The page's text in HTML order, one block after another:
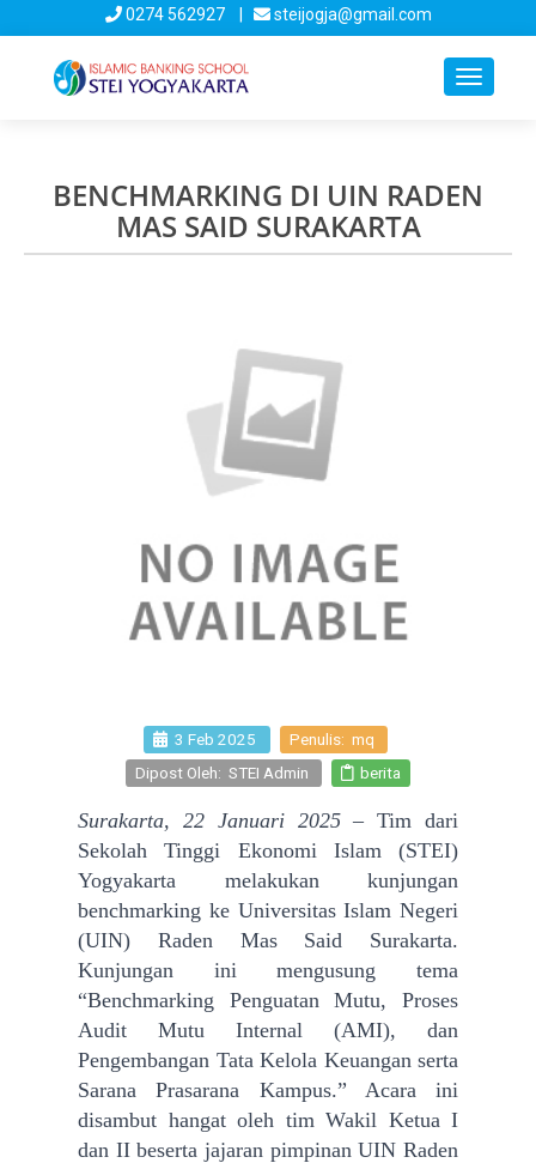
0274 562927 | steijogja@gmail.com
Toggle
BENCHMARKING DI UIN RADEN
MAS SAID SURAKARTA
3 Feb 2025
Penulis: mq
Dipost Oleh: STEI Admin
berita
Surakarta, 22 Januari 2025– Tim dari
Sekolah Tinggi Ekonomi Islam (STEI)
Yogyakarta melakukan kunjungan
benchmarking ke Universitas Islam Negeri
(UIN) Raden Mas Said Surakarta.
Kunjungan ini mengusung tema
“Benchmarking Penguatan Mutu, Proses
Audit Mutu Internal (AMI), dan
Pengembangan Tata Kelola Keuangan serta
Sarana Prasarana Kampus.” Acara ini
disambut hangat oleh tim Wakil Ketua I
dan II beserta jajaran pimpinan UIN Raden